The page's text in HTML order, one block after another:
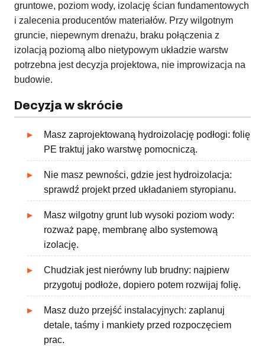
gruntowe, poziom wody, izolację ścian fundamentowych
i zalecenia producentów materiałów. Przy wilgotnym
gruncie, niepewnym drenażu, braku połączenia z
izolacją poziomą albo nietypowym układzie warstw
potrzebna jest decyzja projektowa, nie improwizacja na
budowie.
Decyzja w skrócie
Masz zaprojektowaną hydroizolację podłogi: folię
PE traktuj jako warstwę pomocniczą.
Nie masz pewności, gdzie jest hydroizolacja:
sprawdź projekt przed układaniem styropianu.
Masz wilgotny grunt lub wysoki poziom wody:
rozważ papę, membranę albo systemową
izolację.
Chudziak jest nierówny lub brudny: najpierw
przygotuj podłoże, dopiero potem rozwijaj folię.
Masz dużo przejść instalacyjnych: zaplanuj
detale, taśmy i mankiety przed rozpoczęciem
prac.